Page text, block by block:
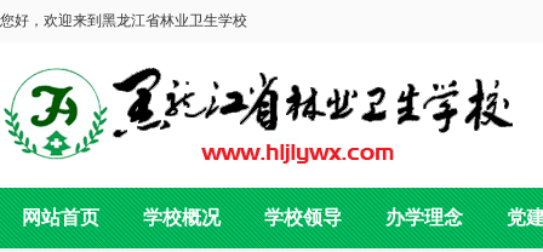
您好，欢迎来到黑龙江省林业卫生学校
网站首页 学校概况 学校领导 办学理念 党